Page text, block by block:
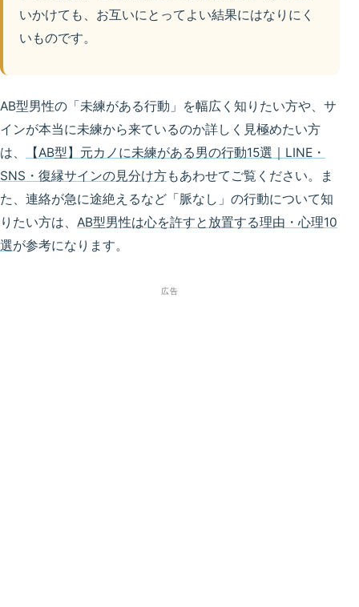
いかけても、お互いにとってよい結果にはなりにく
いものです。
AB型男性の「未練がある行動」を幅広く知りたい方や、サ
インが本当に未練から来ているのか詳しく見極めたい方
は、
【AB型】元カノに未練がある男の行動15選｜LINE・
SNS・復縁サインの見分け方もあわせてご覧ください。ま
た、連絡が急に途絶えるなど「脈なし」の行動について知
りたい方は、 AB型男性は心を許すと放置する理由・心理10
選が参考になります。
広告